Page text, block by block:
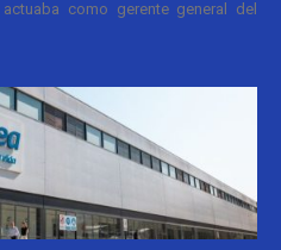
como gerente general del